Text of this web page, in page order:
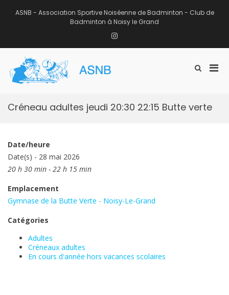
ASNB - Association Sportive Noiséenne de Badminton - Club de
Badminton à Noisy le Grand
Instagram
Afficher
recherche
Créneau adultes jeudi 20:30 22:15 Butte verte
Date/heure
Date(s) - 28 mai 2026
20 h 30 min - 22 h 15 min
Emplacement
Gymnase de la Butte Verte - Noisy-Le-Grand
Catégories
Adultes
Créneaux adultes
En cours d'année hors vacances scolaires